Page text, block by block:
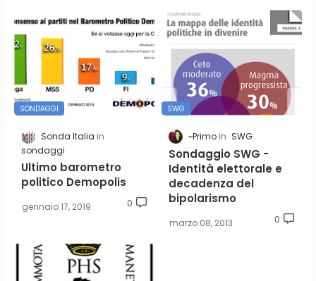
SONDAGGI
Sonda Italia
sondaggi
Ultimo barometro
politico Demopolis
gennaio 17, 2019 0
SWG
~Primo SWG
Sondaggio SWG -
Identità elettorale e
decadenza del
bipolarismo
marzo 08, 2013 0